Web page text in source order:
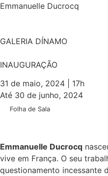
Emmanuelle Ducrocq
GALERIA DÍNAMO
INAUGURAÇÃO
31 de maio, 2024 | 17h
Até 30 de junho, 2024
Folha de Sala
Emmanuelle Ducrocq
vive em França. O seu
questionamento incessante